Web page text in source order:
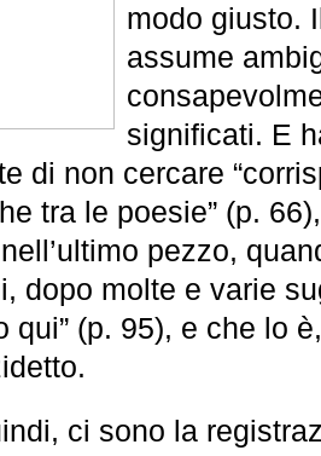
modo giusto.
assume
significati. E
di non cercare
tra le poesie” (p.
pezzo,
dopo molte e varie
qui” (p. 95), e che lo
ci sono la